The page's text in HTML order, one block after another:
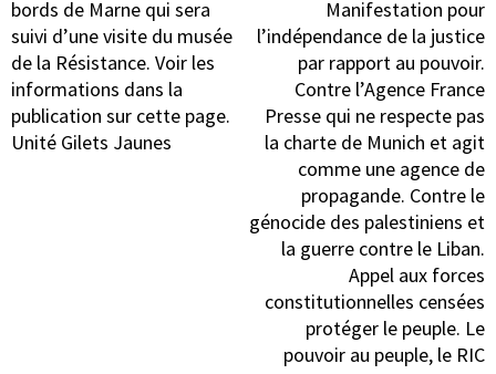
l’article
bords de Marne qui sera
suivi d’une visite du musée
de la Résistance. Voir les
informations dans la
publication sur cette page.
Unité Gilets Jaunes
Manifestation pour
l’indépendance de la justice
par rapport au pouvoir.
Contre l’Agence France
Presse qui ne respecte pas
la charte de Munich et agit
comme une agence de
propagande. Contre le
génocide des palestiniens et
la guerre contre le Liban.
Appel aux forces
constitutionnelles censées
protéger le peuple. Le
pouvoir au peuple, le RIC